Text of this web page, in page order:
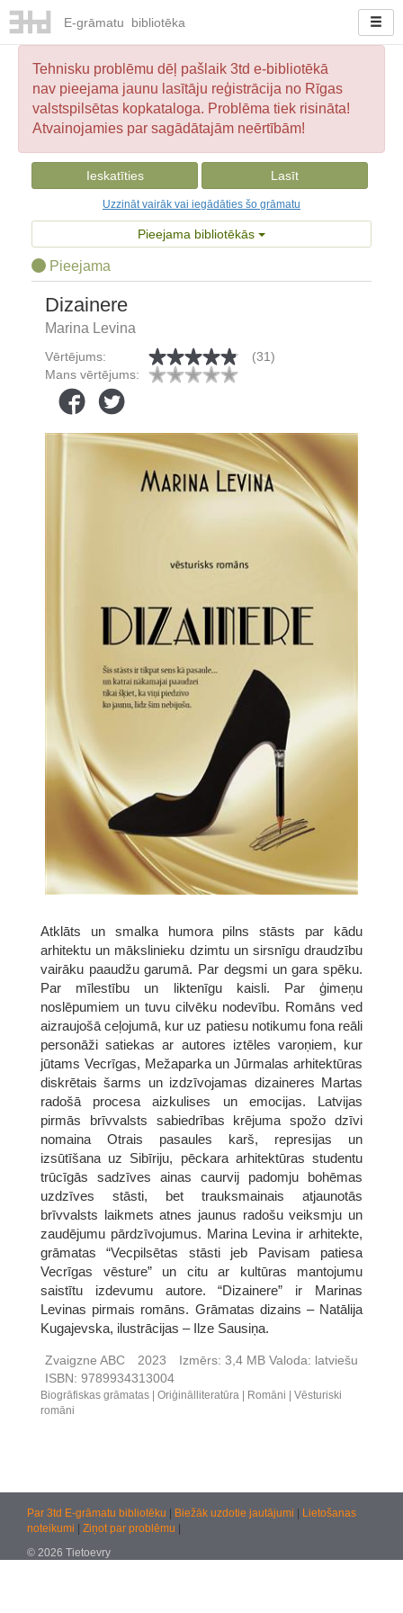
E-grāmatu bibliotēka
Tehnisku problēmu dēļ pašlaik 3td e-bibliotēkā
nav pieejama jaunu lasītāju reģistrācija no Rīgas
valstspilsētas kopkataloga. Problēma tiek risināta!
Atvainojamies par sagādātajām neērtībām!
Ieskatīties Lasīt
Uzzināt vairāk vai iegādāties šo grāmatu
Pieejama bibliotēkās
Pieejama
Dizainere
Marina Levina
Vērtējums:
(31)
Mans vērtējums:
Atklāts un smalka humora pilns stāsts par kādu
arhitektu un mākslinieku dzimtu un sirsnīgu draudzību
vairāku paaudžu garumā. Par degsmi un gara spēku.
Par mīlestību un liktenīgu kaisli. Par ģimeņu
noslēpumiem un tuvu cilvēku nodevību. Romāns ved
aizraujošā ceļojumā, kur uz patiesu notikumu fona reāli
personāži satiekas ar autores iztēles varoņiem, kur
jūtams Vecrīgas, Mežaparka un Jūrmalas arhitektūras
diskrētais šarms un izdzīvojamas dizaineres Martas
radošā procesa aizkulises un emocijas. Latvijas
pirmās brīvvalsts sabiedrības krējuma spožo dzīvi
nomaina Otrais pasaules karš, represijas un
izsūtīšana uz Sibīriju, pēckara arhitektūras studentu
trūcīgās sadzīves ainas caurvij padomju bohēmas
uzdzīves stāsti, bet trauksmainais atjaunotās
brīvvalsts laikmets atnes jaunus radošu veiksmju un
zaudējumu pārdzīvojumus. Marina Levina ir arhitekte,
grāmatas “Vecpilsētas stāsti jeb Pavisam patiesa
Vecrīgas vēsture” un citu ar kultūras mantojumu
saistītu izdevumu autore. “Dizainere” ir Marinas
Levinas pirmais romāns. Grāmatas dizains – Natālija
Kugajevska, ilustrācijas – Ilze Sausiņa.
Zvaigzne ABC 2023 Izmērs: 3,4 MB Valoda: latviešu
ISBN: 9789934313004
Biogrāfiskas grāmatas Oriģinālliteratūra Romāni
Vēsturiski
romāni
Par 3td E-grāmatu bibliotēku Biežāk uzdotie jautājumi
Lietošanas
noteikumi
Ziņot par problēmu
© 2026 Tietoevry